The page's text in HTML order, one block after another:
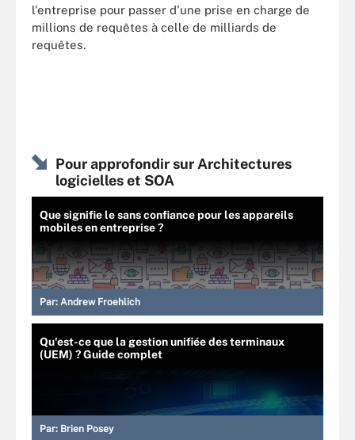
l'entreprise pour passer d'une prise en charge de
millions de requêtes à celle de milliards de
requêtes.
Pour approfondir sur Architectures
logicielles et SOA
Que signifie le sans confiance pour les appareils
mobiles en entreprise ?
Par: Andrew Froehlich
Qu'est-ce que la gestion unifiée des terminaux
(UEM) ? Guide complet
Par: Brien Posey